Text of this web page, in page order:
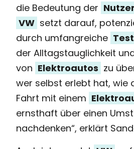
die Bedeutung der
VW setzt darauf,
durch umfangreiche
der Alltagstauglichkeit
von Elektroautos zu
wer selbst erlebt hat, wie
Fahrt mit einem
ernsthaft über einen
nachdenken“, erklärt